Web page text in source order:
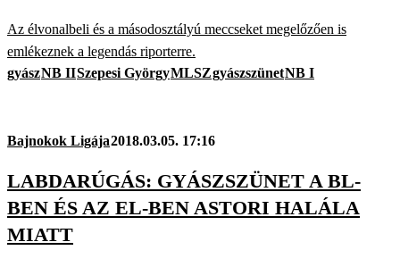
Az élvonalbeli és a másodosztályú meccseket megelőzően is
emlékeznek a legendás riporterre.
gyászNB IISzepesi GyörgyMLSZgyászszünetNB I
Bajnokok Ligája2018.03.05. 17:16
LABDARÚGÁS: GYÁSZSZÜNET A BL-
BEN ÉS AZ EL-BEN ASTORI HALÁLA
MIATT